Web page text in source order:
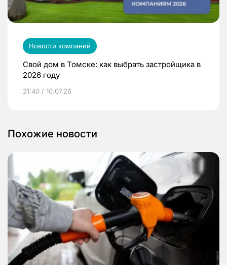
Новости компаний
Свой дом в Томске: как выбрать застройщика в
2026 году
21:40 / 10.07.26
Похожие новости